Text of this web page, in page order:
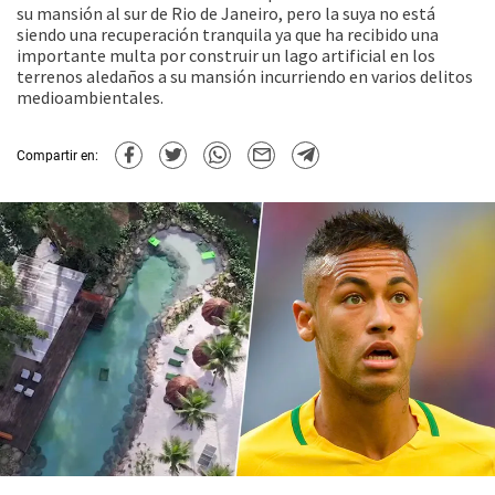
su mansión al sur de Rio de Janeiro, pero la suya no está
siendo una recuperación tranquila ya que ha recibido una
importante multa por construir un lago artificial en los
terrenos aledaños a su mansión incurriendo en varios delitos
medioambientales.
Compartir en: